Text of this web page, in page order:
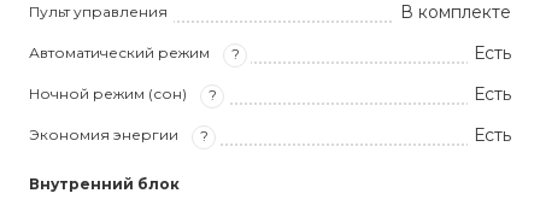
Пульт управления В комплекте
Автоматический режим ? Есть
Ночной режим (сон) ? Есть
Экономия энергии ? Есть
Внутренний блок